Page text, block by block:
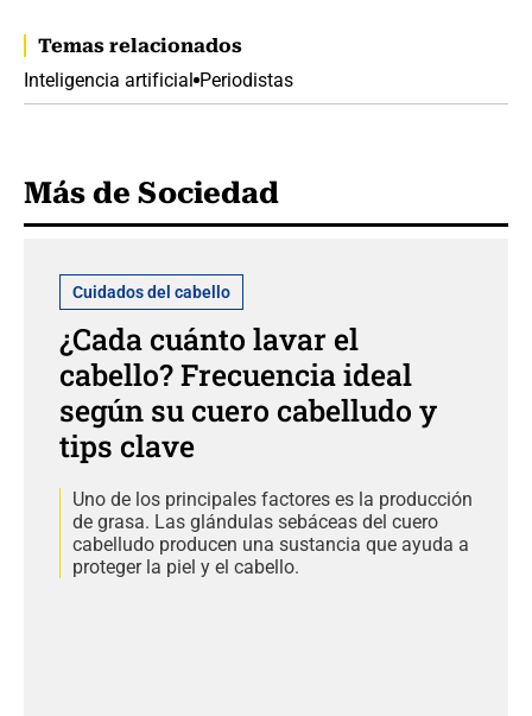
Temas relacionados
Inteligencia artificial Periodistas
Más de Sociedad
Cuidados del cabello
¿Cada cuánto lavar el
cabello? Frecuencia ideal
según su cuero cabelludo y
tips clave
Uno de los principales factores es la producción
de grasa. Las glándulas sebáceas del cuero
cabelludo producen una sustancia que ayuda a
proteger la piel y el cabello.